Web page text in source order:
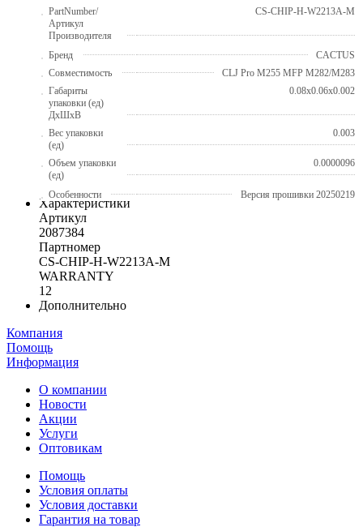
PartNumber/
Артикул
Производителя
CS-CHIP-H-W2213A-M
Бренд
CACTUS
Совместимость
CLJ Pro M255 MFP M282/M283
Габариты
упаковки (ед)
ДхШхВ
0.08x0.06x0.002
Вес упаковки
(ед)
0.003
Объем упаковки
(ед)
0.0000096
Особенности Версия прошивки 20250219
Характеристики
Артикул
2087384
Партномер
CS-CHIP-H-W2213A-M
WARRANTY
12
Дополнительно
Компания
Помощь
Информация
О компании
Новости
Акции
Услуги
Оптовикам
Помощь
Условия оплаты
Условия доставки
Гарантия на товар